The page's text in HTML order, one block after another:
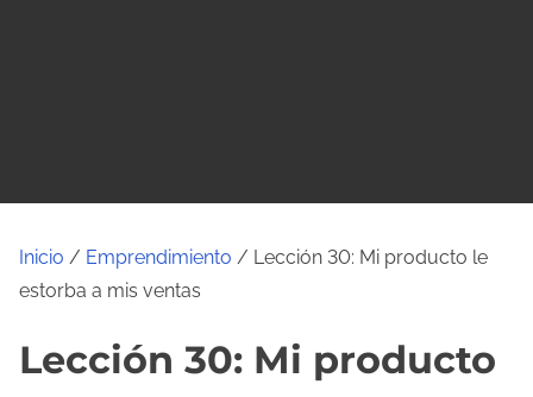
Inicio / Emprendimiento / Lección 30: Mi producto le
estorba a mis ventas
Lección 30: Mi producto